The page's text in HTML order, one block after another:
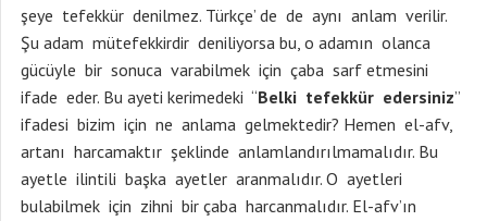
şeye tefekkür denilmez. Türkçe’ de de aynı anlam verilir.
Şu adam mütefekkirdir deniliyorsa bu, o adamın olanca
gücüyle bir sonuca varabilmek için çaba sarf etmesini
ifade eder. Bu ayeti kerimedeki “Belki tefekkür edersiniz”
ifadesi bizim için ne anlama gelmektedir? Hemen el-afv,
artanı harcamaktır şeklinde anlamlandırılmamalıdır. Bu
ayetle ilintili başka ayetler aranmalıdır. O ayetleri
bulabilmek için zihni bir çaba harcanmalıdır. El-afv’ın